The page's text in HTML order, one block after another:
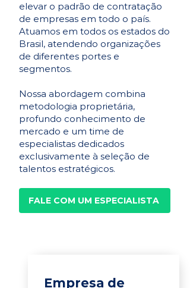
elevar o padrão de contratação
de empresas em todo o país.
Atuamos em todos os estados do
Brasil, atendendo organizações
de diferentes portes e
segmentos.
Nossa abordagem combina
metodologia proprietária,
profundo conhecimento de
mercado e um time de
especialistas dedicados
exclusivamente à seleção de
talentos estratégicos.
FALE COM UM ESPECIALISTA
Empresa de